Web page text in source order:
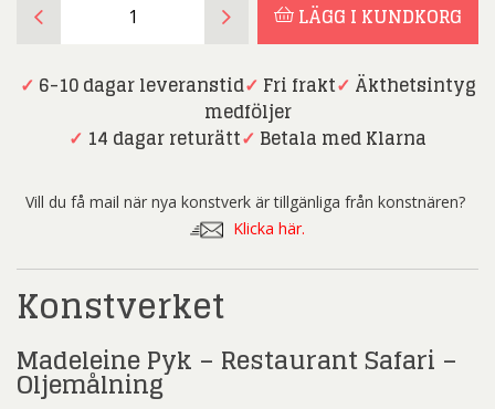
Pyk
Restaurant
LÄGG I KUNDKORG
✓ 6-10 dagar leveranstid✓ Fri frakt✓ Äkthetsintyg
medföljer
✓ 14 dagar returätt✓ Betala med Klarna
Vill du få mail när nya konstverk är tillgänliga från konstnären?
Klicka här.
Konstverket
Madeleine Pyk – Restaurant Safari –
Oljemålning